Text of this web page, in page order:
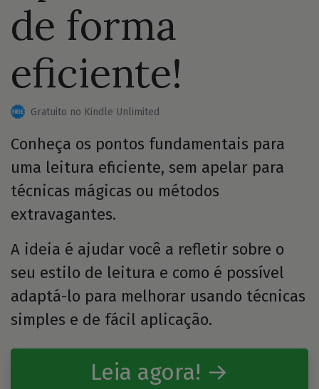
de forma
eficiente!
Gratuito no Kindle Unlimited
Conheça os pontos fundamentais para
uma leitura eficiente, sem apelar para
técnicas mágicas ou métodos
extravagantes.
A ideia é ajudar você a refletir sobre o
seu estilo de leitura e como é possível
adaptá-lo para melhorar usando técnicas
simples e de fácil aplicação.
Leia agora! →